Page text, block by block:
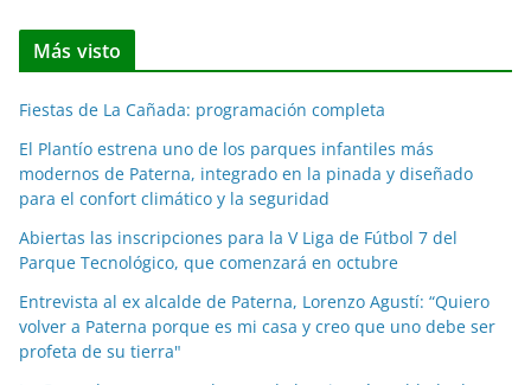
t
i
a
s
p
o
r
m
e
s
Más visto
Fiestas de La Cañada: programación completa
El Plantío estrena uno de los parques infantiles más
modernos de Paterna, integrado en la pinada y diseñado
para el confort climático y la seguridad
Abiertas las inscripciones para la V Liga de Fútbol 7 del
Parque Tecnológico, que comenzará en octubre
Entrevista al ex alcalde de Paterna, Lorenzo Agustí: “Quiero
volver a Paterna porque es mi casa y creo que uno debe ser
profeta de su tierra"